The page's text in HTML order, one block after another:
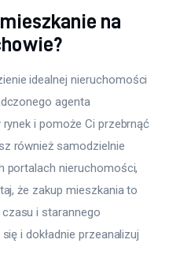
na
idealnej nieruchomości
agenta
i pomoże Ci przebrnąć
również samodzielnie
portalach nieruchomości,
że zakup mieszkania to
i starannego
i dokładnie przeanalizuj